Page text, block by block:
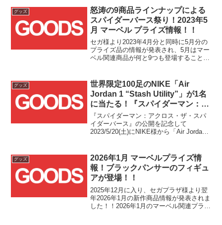
グッズ
怒涛の9商品ラインナップによる
スパイダーバース祭り！2023年5
月 マーベル プライズ情報！！
セガ様より2023年4月分と同時に5月分の
プライズ品の情報が発表され、5月はマー
ベル関連商品が何と9つも登場することが
グッズ
世界限定100足のNIKE「Air
Jordan 1 “Stash Utility”」が1名
に当たる！『スパイダーマン：ア
クロス・ザ・スパイダーバース』
リピーターキャンペーン開催！！
『スパイダーマン：アクロス・ザ・スパ
イダーバース』の公開を記念して
2023/5/20(土)にNIKE様から「Air Jordan
完売となりましたが、NIKE様とのコラボ
スニーカーはこれだけではなかったよう
です！！
グッズ
2026年1月 マーベルプライズ情
報！ブラックパンサーのフィギュ
アが登場！！
2025年12月に入り、セガプラザ様より翌
年2026年1月の新作商品情報が発表されま
した！！2026年1月のマーベル関連プライ